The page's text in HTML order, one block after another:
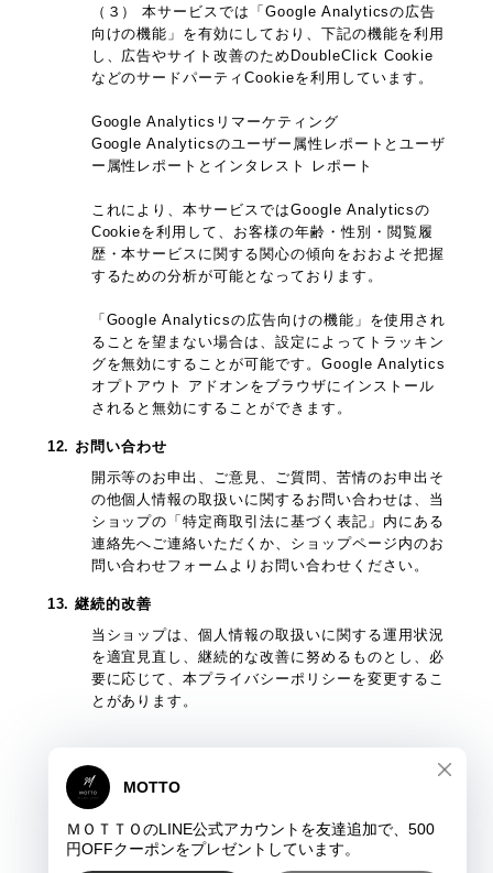
（３） 本サービスでは「Google Analyticsの広告
向けの機能」を有効にしており、下記の機能を利用
し、広告やサイト改善のためDoubleClick Cookie
などのサードパーティCookieを利用しています。
Google Analyticsリマーケティング
Google Analyticsのユーザー属性レポートとユーザ
ー属性レポートとインタレスト レポート
これにより、本サービスではGoogle Analyticsの
Cookieを利用して、お客様の年齢・性別・閲覧履
歴・本サービスに関する関心の傾向をおおよそ把握
するための分析が可能となっております。
「Google Analyticsの広告向けの機能」を使用され
ることを望まない場合は、設定によってトラッキン
グを無効にすることが可能です。Google Analytics
オプトアウト アドオンをブラウザにインストール
されると無効にすることができます。
12. お問い合わせ
開示等のお申出、ご意見、ご質問、苦情のお申出そ
の他個人情報の取扱いに関するお問い合わせは、当
ショップの「特定商取引法に基づく表記」内にある
連絡先へご連絡いただくか、ショップページ内のお
問い合わせフォームよりお問い合わせください。
13. 継続的改善
当ショップは、個人情報の取扱いに関する運用状況
を適宜見直し、継続的な改善に努めるものとし、必
要に応じて、本プライバシーポリシーを変更するこ
とがあります。